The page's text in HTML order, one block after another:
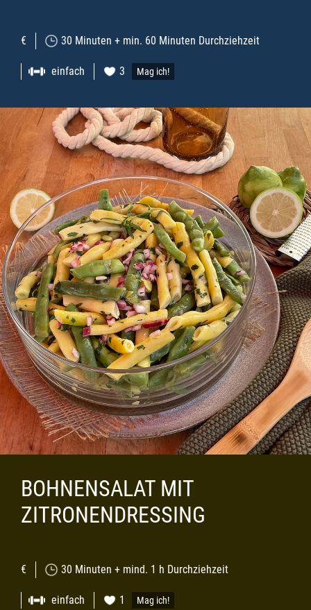
€ 30 Minuten + min. 60 Minuten Durchziehzeit
einfach 3 Mag ich!
BOHNENSALAT MIT
ZITRONENDRESSING
€ 30 Minuten + mind. 1 h Durchziehzeit
einfach 1 Mag ich!